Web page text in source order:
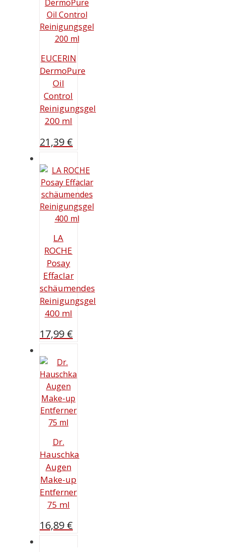
EUCERIN
DermoPure
Oil
Control
Reinigungsgel
200 ml
21,39 €
LA
ROCHE
Posay
Effaclar
schäumendes
Reinigungsgel
400 ml
17,99 €
Dr.
Hauschka
Augen
Make-up
Entferner
75 ml
16,89 €